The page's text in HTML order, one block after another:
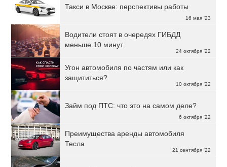
16 мая '23
Такси в Москве: перспективы работы
24 октября '22
Водители стоят в очередях ГИБДД
меньше 10 минут
10 октября '22
Угон автомобиля по частям или как
защититься?
6 октября '22
Займ под ПТС: что это на самом деле?
21 сентября '22
Преимущества аренды автомобиля
Тесла